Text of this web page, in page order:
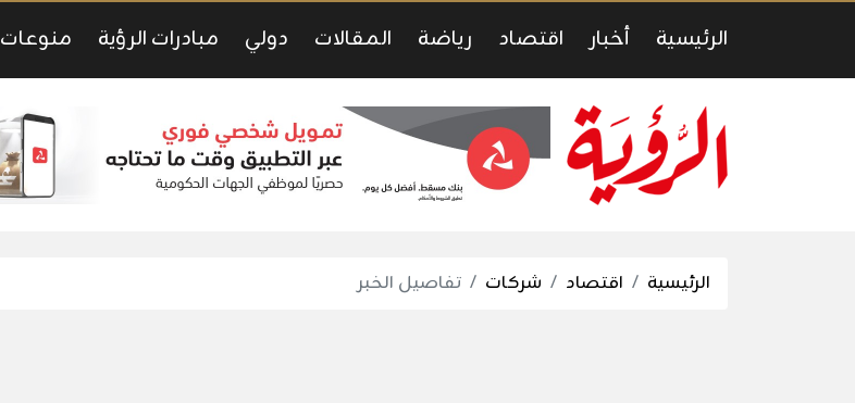
الرئيسية أخبار اقتصاد رياضة المقالات دولي مبادرات الرؤية منوعات
الرئيسية اقتصاد شركات تفاصيل الخبر